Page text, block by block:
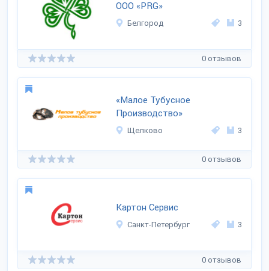
ООО «PRG»
Белгород 3
0 отзывов
«Малое Тубусное
Производство»
Щелково 3
0 отзывов
Картон Сервис
Санкт-Петербург 3
0 отзывов